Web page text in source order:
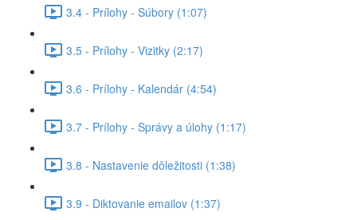
3.4 - Prílohy - Súbory (1:07)
3.5 - Prílohy - Vizitky (2:17)
3.6 - Prílohy - Kalendár (4:54)
3.7 - Prílohy - Správy a úlohy (1:17)
3.8 - Nastavenie dôležitosti (1:38)
3.9 - Diktovanie emailov (1:37)